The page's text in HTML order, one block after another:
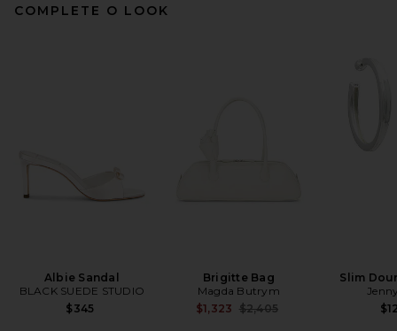
COMPLETE O LOOK
Albie Sandal
BLACK SUEDE STUDIO
$345
Brigitte Bag
Magda Butrym
$1,323 Previous price:
$2,405
Slim